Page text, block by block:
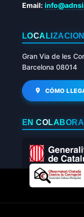
Email:
LOCALIZACIÓN
Gran Via de les
Barcelona 08014
CÓMO
EN